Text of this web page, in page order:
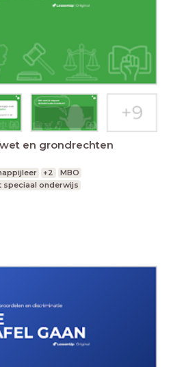
en grondrechten
+2
MBO
speciaal onderwijs